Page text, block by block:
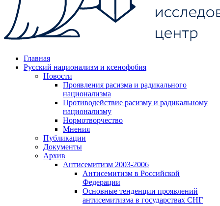
Главная
Русский национализм и ксенофобия
Новости
Проявления расизма и радикального
национализма
Противодействие расизму и радикальному
национализму
Нормотворчество
Мнения
Публикации
Документы
Архив
Антисемитизм 2003-2006
Антисемитизм в Российской
Федерации
Основные тенденции проявлений
антисемитизма в государствах СНГ